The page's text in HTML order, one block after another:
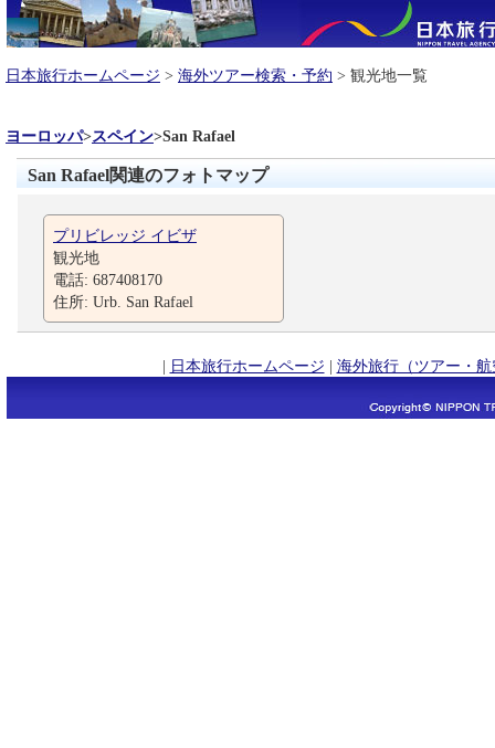
日本旅行ホームページ > 海外ツアー検索・予約 > 観光地一覧
ヨーロッパ>スペイン>San Rafael
San Rafael関連のフォトマップ
プリビレッジ イビザ
観光地
電話: 687408170
住所: Urb. San Rafael
| 日本旅行ホームページ | 海外旅行（ツアー・航